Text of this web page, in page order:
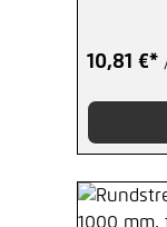
10,81 €*